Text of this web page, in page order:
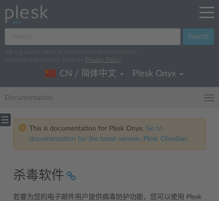
Search
We log search terms to improve our documentation.
For more information, read our
Privacy Policy
CN / 简体中文 Plesk Onyx
Documentation
This is documentation for Plesk Onyx. Go to
documentation for the latest version, Plesk Obsidian.
杀毒软件
若要为您的电子邮件用户提供病毒防护功能，您可以使用 Plesk